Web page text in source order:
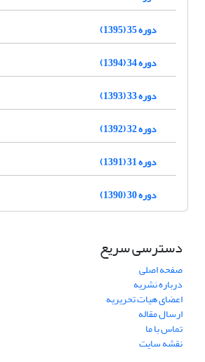
دوره 35 (1395)
دوره 34 (1394)
دوره 33 (1393)
دوره 32 (1392)
دوره 31 (1391)
دوره 30 (1390)
دسترسی سریع
صفحه اصلی
درباره نشریه
اعضای هیات تحریریه
ارسال مقاله
تماس با ما
نقشه سایت